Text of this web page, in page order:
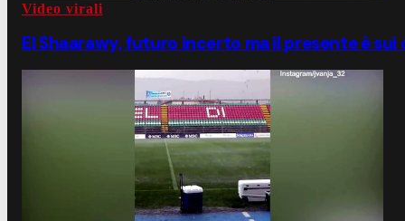
Video virali
El Shaarawy, futuro incerto ma il presente è sui